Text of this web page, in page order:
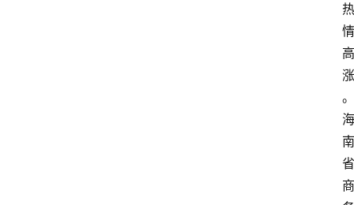
热
情
高
涨
。
海
南
省
商